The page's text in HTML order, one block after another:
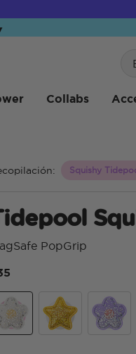
Collabs
Squishy
PopGrip